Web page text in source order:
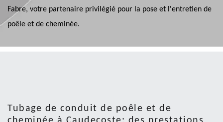
Fabre, votre partenaire privilégié pour la pose et l'entretien de
poêle et de cheminée.
Tubage de conduit de poêle et de